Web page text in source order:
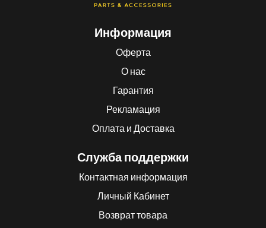
Информация
Оферта
О нас
Гарантия
Рекламация
Оплата и Доставка
Служба поддержки
Контактная информация
Личный Кабинет
Возврат товара